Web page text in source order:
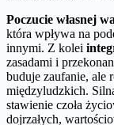
Poczucie własnej
która wpływa na
innymi. Z kolei
zasadami i
buduje zaufanie, ale
międzyludzkich.
stawienie czoła
dojrzałych,